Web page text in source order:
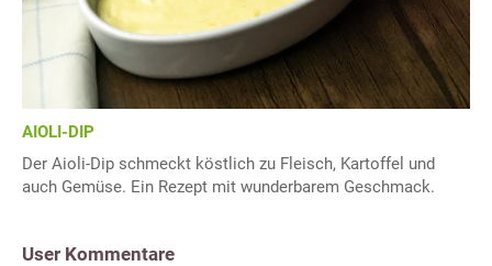
AIOLI-DIP
Der Aioli-Dip schmeckt köstlich zu Fleisch, Kartoffel und
auch Gemüse. Ein Rezept mit wunderbarem Geschmack.
User Kommentare